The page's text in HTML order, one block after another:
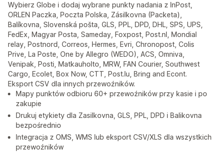
Wybierz Globe i dodaj wybrane punkty nadania z InPost,
ORLEN Paczka, Poczta Polska, Zásilkovna (Packeta),
Balíkovna, Slovenská pošta, GLS, PPL, DPD, DHL, SPS, UPS,
FedEx, Magyar Posta, Sameday, Foxpost, Post.nl, Mondial
relay, Postnord, Correos, Hermes, Evri, Chronopost, Colis
Prive, La Poste, One by Allegro (WEDO), ACS, Omniva,
Venipak, Posti, Matkauholto, MRW, FAN Courier, Southwest
Cargo, Ecolet, Box Now, CTT, Post.lu, Bring and Econt.
Eksport CSV dla innych przewoźników.
Mapy punktów odbioru 60+ przewoźników przy kasie i po
zakupie
Drukuj etykiety dla Zasilkovna, GLS, PPL, DPD i Balikovna
bezpośrednio
Integracja z OMS, WMS lub eksport CSV/XLS dla wszystkich
przewoźników